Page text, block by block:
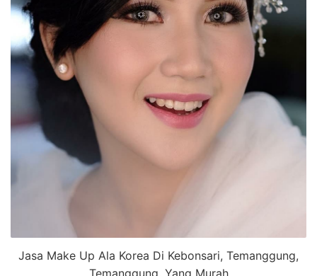
Jasa Make Up Ala Korea Di Kebonsari, Temanggung,
Temanggung, Yang Murah